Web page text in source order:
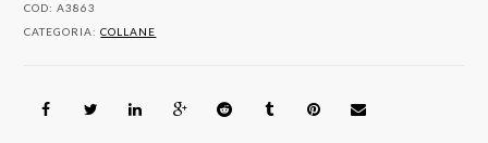
COD:A3863
CATEGORIA:COLLANE